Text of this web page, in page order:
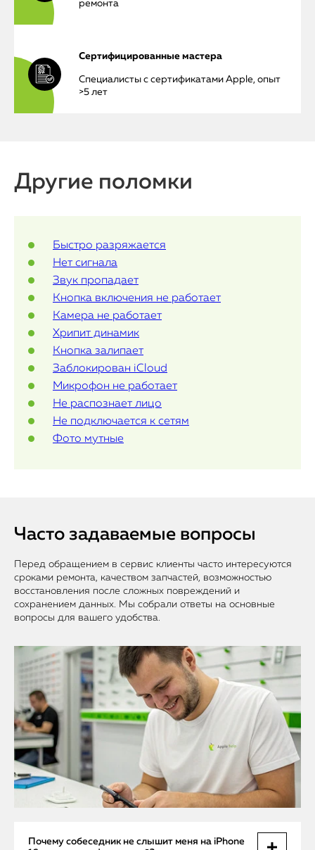
iPad
iMac
Mac Mini
О нас
Контакты
Статьи
ремонта
Сертифицированные мастера
Специалисты с сертификатами Apple, опыт
>5 лет
Другие поломки
Быстро разряжается
Нет сигнала
Звук пропадает
Кнопка включения не работает
Камера не работает
Хрипит динамик
Кнопка залипает
Заблокирован iCloud
Микрофон не работает
Не распознает лицо
Не подключается к сетям
Фото мутные
Часто задаваемые вопросы
Перед обращением в сервис клиенты часто интересуются
сроками ремонта, качеством запчастей, возможностью
восстановления после сложных повреждений и
сохранением данных. Мы собрали ответы на основные
вопросы для вашего удобства.
Почему собеседник не слышит меня на iPhone